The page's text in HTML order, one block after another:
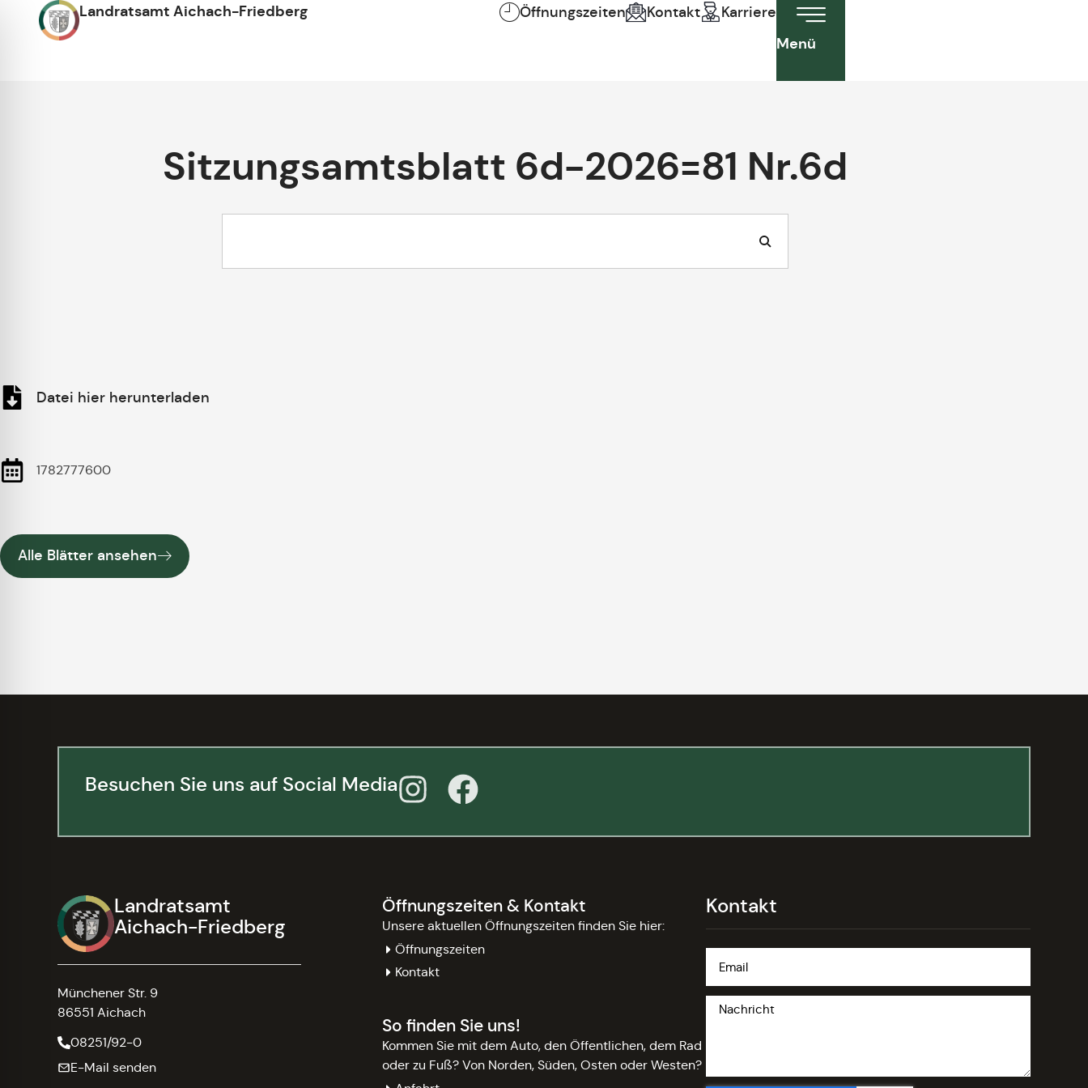
Landratsamt Aichach-Friedberg Öffnungszeiten Kontakt Karriere
Menü
Sitzungsamtsblatt 6d-2026=81 Nr.6d
Datei hier herunterladen
1782777600
Alle Blätter ansehen
Besuchen Sie uns auf Social Media
Landratsamt
Aichach-Friedberg
Münchener Str. 9
86551 Aichach
08251/92-0
E-Mail senden
Öffnungszeiten & Kontakt
Unsere aktuellen Öffnungszeiten finden Sie hier:
Öffnungszeiten
Kontakt
So finden Sie uns!
Kommen Sie mit dem Auto, den Öffentlichen, dem Rad
oder zu Fuß? Von Norden, Süden, Osten oder Westen?
Kontakt